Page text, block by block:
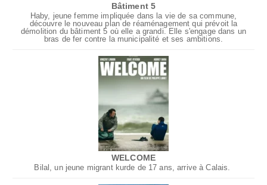
Bâtiment 5
Haby, jeune femme impliquée dans la vie de sa commune,
découvre le nouveau plan de réaménagement qui prévoit la
démolition du bâtiment 5 où elle a grandi. Elle s'engage dans un
bras de fer contre la municipalité et ses ambitions.
WELCOME
Bilal, un jeune migrant kurde de 17 ans, arrive à Calais.